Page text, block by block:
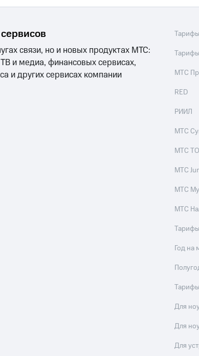
связи, но и новых продуктах МТС:
и медиа, финансовых сервисах,
и других сервисах компании
Тарифы
МТС
RED
РИИЛ
МТС
МТС
МТС
МТС
МТС
Год на
Для
Для
Для